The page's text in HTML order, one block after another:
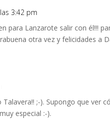
3:42 pm
para Lanzarote salir con él!!!
otra vez y felicidades a
Talavera!! ;-). Supongo que ver
especial :-).